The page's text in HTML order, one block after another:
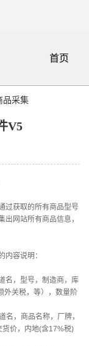
首页
品采集
V5
过获取的所有商品型号
网站所有商品信息，
容说明：
名，型号，制造商，库
外关税，等），数量阶
名，商品名称，厂牌，
货价，内地(含17%税)